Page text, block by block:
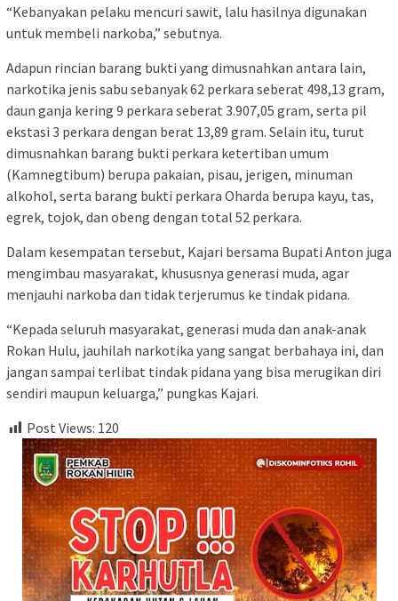
“Kebanyakan pelaku mencuri sawit, lalu hasilnya digunakan
untuk membeli narkoba,” sebutnya.
Adapun rincian barang bukti yang dimusnahkan antara lain,
narkotika jenis sabu sebanyak 62 perkara seberat 498,13 gram,
daun ganja kering 9 perkara seberat 3.907,05 gram, serta pil
ekstasi 3 perkara dengan berat 13,89 gram. Selain itu, turut
dimusnahkan barang bukti perkara ketertiban umum
(Kamnegtibum) berupa pakaian, pisau, jerigen, minuman
alkohol, serta barang bukti perkara Oharda berupa kayu, tas,
egrek, tojok, dan obeng dengan total 52 perkara.
Dalam kesempatan tersebut, Kajari bersama Bupati Anton juga
mengimbau masyarakat, khususnya generasi muda, agar
menjauhi narkoba dan tidak terjerumus ke tindak pidana.
“Kepada seluruh masyarakat, generasi muda dan anak-anak
Rokan Hulu, jauhilah narkotika yang sangat berbahaya ini, dan
jangan sampai terlibat tindak pidana yang bisa merugikan diri
sendiri maupun keluarga,” pungkas Kajari.
Post Views: 120